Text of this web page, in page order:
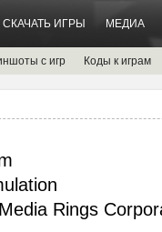
СКАЧАТЬ ИГРЫ МЕДИА
с игр Коды к играм
Media Rings